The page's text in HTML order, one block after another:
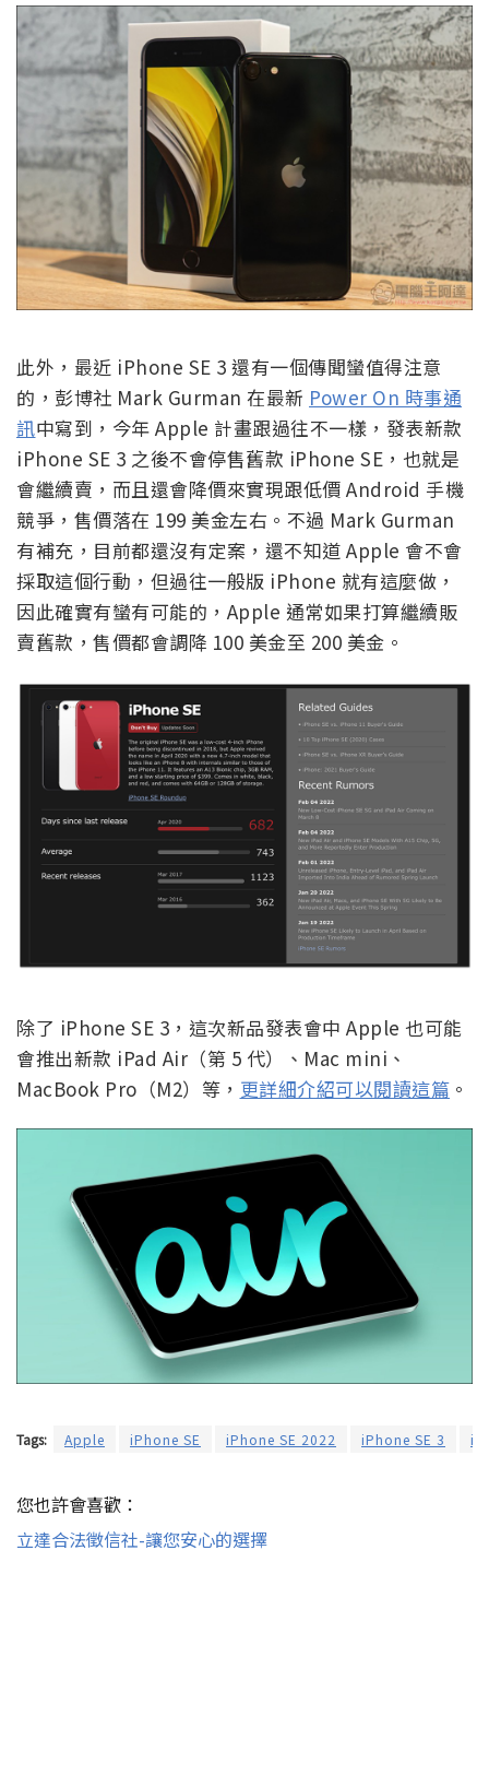
此外，最近 iPhone SE 3 還有一個傳聞蠻值得注意
的，彭博社 Mark Gurman 在最新 Power On 時事通
訊中寫到，今年 Apple 計畫跟過往不一樣，發表新款
iPhone SE 3 之後不會停售舊款 iPhone SE，也就是
會繼續賣，而且還會降價來實現跟低價 Android 手機
競爭，售價落在 199 美金左右。不過 Mark Gurman
有補充，目前都還沒有定案，還不知道 Apple 會不會
採取這個行動，但過往一般版 iPhone 就有這麼做，
因此確實有蠻有可能的，Apple 通常如果打算繼續販
賣舊款，售價都會調降 100 美金至 200 美金。
除了 iPhone SE 3，這次新品發表會中 Apple 也可能
會推出新款 iPad Air（第 5 代）、Mac mini、
MacBook Pro（M2）等， 更詳細介紹可以閱讀這篇 。
Tags: Apple iPhone SE iPhone SE 2022 iPhone SE 3
您也許會喜歡：
立達合法徵信社-讓您安心的選擇